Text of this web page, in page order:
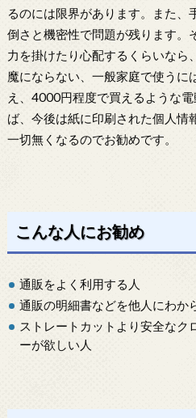
るのには限界があります。また、
倒さと機密性で問題が残ります。
力を掛けたり心配するくらいなら
魔にならない、一般家庭で使うに
え、4000円程度で買えるような
ば、今後は紙に印刷された個人情
一切無くなるのでお勧めです。
こんな人にお勧め
通販をよく利用する人
通販の明細書などを他人にわか
ストレートカットより安全なク
ーが欲しい人